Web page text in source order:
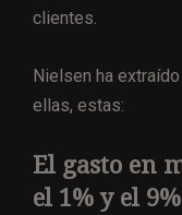
clientes.
Nielsen ha
ellas, estas:
El gasto en
el 1% y el